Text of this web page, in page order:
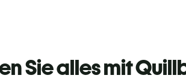
Sie alles mit